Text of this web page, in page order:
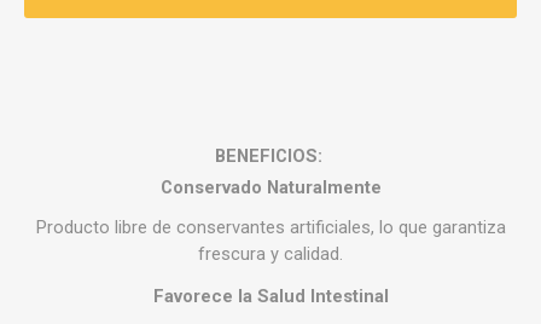
BENEFICIOS:
Conservado Naturalmente
Producto libre de conservantes artificiales, lo que garantiza
frescura y calidad.
Favorece la Salud Intestinal